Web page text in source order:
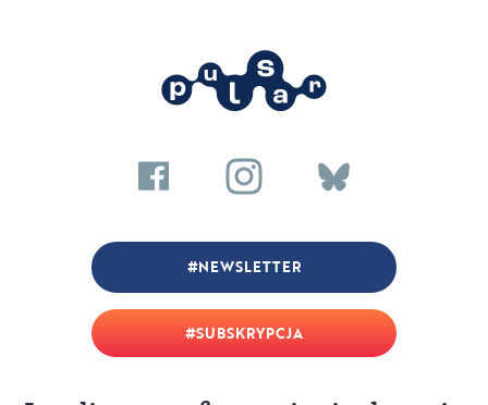
SUBSKRYPCJA
NEWSLETTER